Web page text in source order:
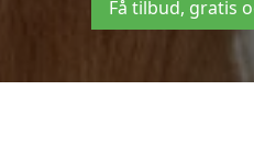
Få tilbud, gratis